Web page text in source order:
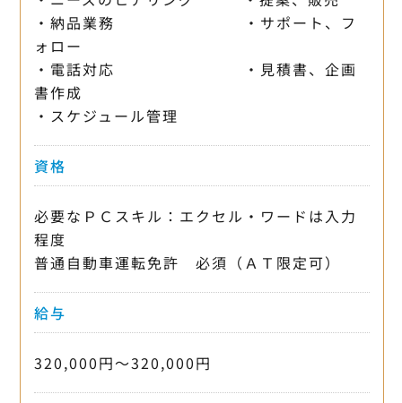
・納品業務 ・サポート、フ
ォロー
・電話対応 ・見積書、企画
書作成
・スケジュール管理
資格
必要なＰＣスキル：エクセル・ワードは入力
程度
普通自動車運転免許 必須（ＡＴ限定可）
給与
320,000円〜320,000円